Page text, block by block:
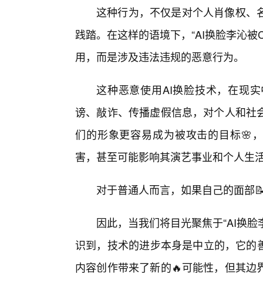
这种行为，不仅是对个人肖像权、
践踏。在这样的语境下，“AI换脸李沁
用，而是涉及违法违规的恶意行为。
这种恶意使用AI换脸技术，在现
谤、敲诈、传播虚假信息，对个人和
们的形象更容易成为被攻击的目标🌸
害，甚至可能影响其演艺事业和个人生
对于普通人而言，如果自己的面部
因此，当我们将目光聚焦于“AI换
识到，技术的进步本身是中立的，它
内容创作带来了新的🔥可能性，但其